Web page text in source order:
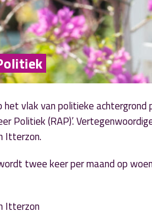
het vlak van politieke
Politiek (RAP)’.
Itterzon.
twee keer per maand op
Itterzon